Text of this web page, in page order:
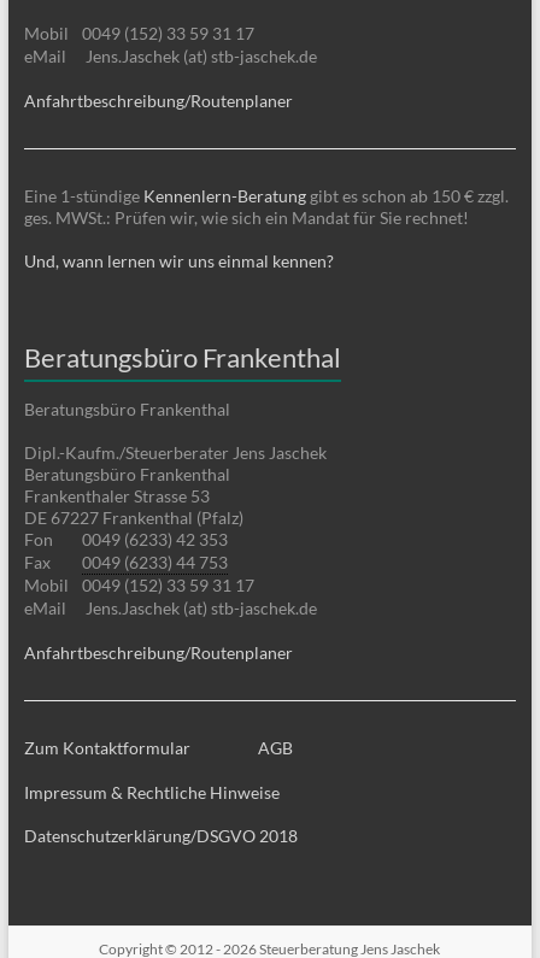
Mobil
0049 (152) 33 59 31 17
eMail
Jens.Jaschek (at) stb-jaschek.de
Anfahrtbeschreibung/Routenplaner
Eine 1-stündige Kennenlern-Beratunggibt es schon ab 150 € zzgl.
ges. MWSt.: Prüfen wir, wie sich ein Mandat für Sie rechnet!
Und, wann lernen wir uns einmal kennen?
Beratungsbüro Frankenthal
Beratungsbüro Frankenthal
Dipl.-Kaufm./Steuerberater Jens Jaschek
Beratungsbüro Frankenthal
Frankenthaler Strasse 53
DE 67227 Frankenthal (Pfalz)
Fon
0049 (6233) 42 353
Fax
0049 (6233) 44 753
Mobil
0049 (152) 33 59 31 17
eMail
Jens.Jaschek (at) stb-jaschek.de
Anfahrtbeschreibung/Routenplaner
Zum Kontaktformular AGB
Impressum & Rechtliche Hinweise
Datenschutzerklärung/DSGVO 2018
Copyright © 2012 - 2026Steuerberatung Jens Jaschek